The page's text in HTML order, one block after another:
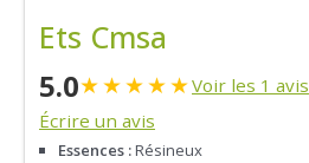
Ets Cmsa
5.0★★★★★Voir les 1 avis
Écrire un avis
Essences :Résineux